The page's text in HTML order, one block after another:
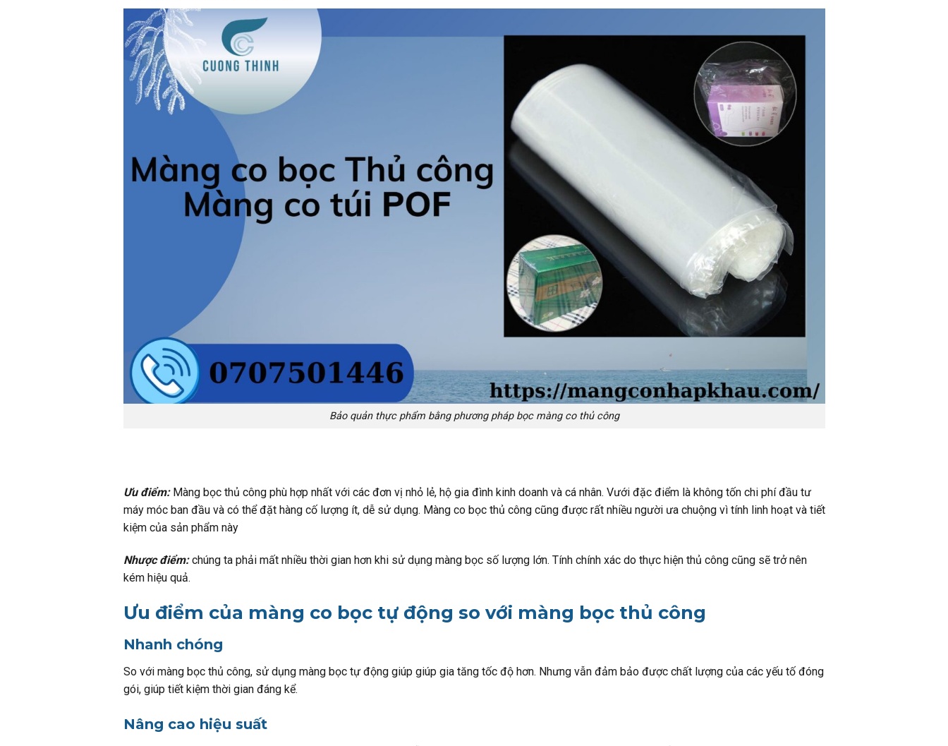
Bảo quản thực phẩm bằng phương pháp bọc màng co thủ công
Ưu điểm: Màng bọc thủ công phù hợp nhất với các đơn vị nhỏ lẻ, hộ gia đình kinh doanh và cá nhân. Vưới đặc điểm là không tốn chi phí đầu tư
máy móc ban đầu và có thể đặt hàng cố lượng ít, dễ sử dụng. Màng co bọc thủ công cũng được rất nhiều người ưa chuộng vì tính linh hoạt và tiết
kiệm của sản phẩm này
Nhược điểm:chúng ta phải mất nhiều thời gian hơn khi sử dụng màng bọc số lượng lớn. Tính chính xác do thực hiện thủ công cũng sẽ trở nên
kém hiệu quả.
Ưu điểm của màng co bọc tự động so với màng bọc thủ công
Nhanh chóng
So với màng bọc thủ công, sử dụng màng bọc tự động giúp giúp gia tăng tốc độ hơn. Nhưng vẫn đảm bảo được chất lượng của các yếu tố đóng
gói, giúp tiết kiệm thời gian đáng kể.
Nâng cao hiệu suất